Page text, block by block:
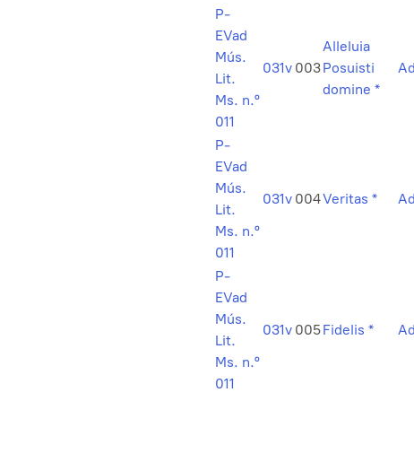
P-
EVad
Mús.
Lit.
Ms. n.º
011
031v 003
Alleluia
Posuisti
domine *
P-
EVad
Mús.
Lit.
Ms. n.º
011
031v 004Veritas *
P-
EVad
Mús.
Lit.
Ms. n.º
011
031v 005Fidelis *